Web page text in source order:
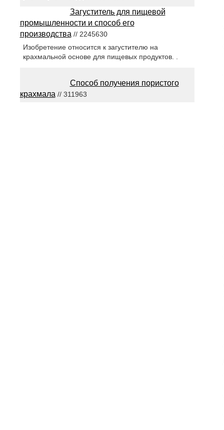
Загуститель для пищевой
промышленности и способ его
производства // 2245630
Изобретение относится к загустителю на
крахмальной основе для пищевых продуктов. .
Способ получения пористого
крахмала// 311963